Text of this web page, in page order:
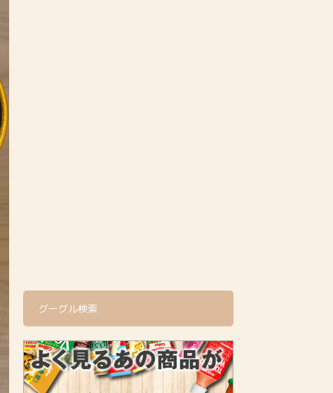
グーグル検索